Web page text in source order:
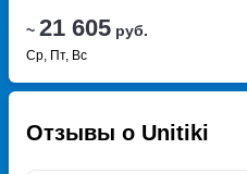
~ 21 605 руб.
Ср, Пт, Вс
Отзывы о Unitiki